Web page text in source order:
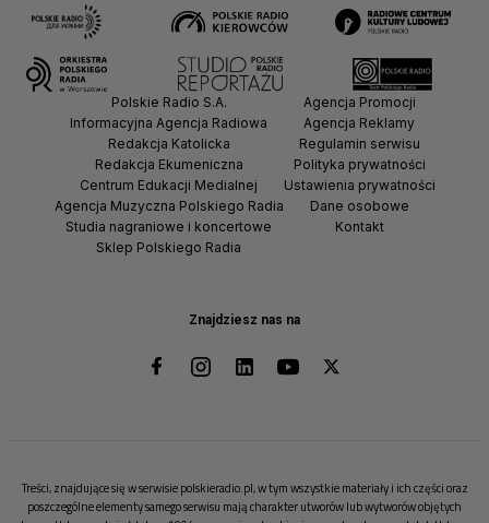
Znajdziesz nas na
Polskie Radio S.A.
Informacyjna Agencja Radiowa
Redakcja Katolicka
Redakcja Ekumeniczna
Centrum Edukacji Medialnej
Agencja Muzyczna Polskiego Radia
Studia nagraniowe i koncertowe
Sklep Polskiego Radia
Agencja Promocji
Agencja Reklamy
Regulamin serwisu
Polityka prywatności
Ustawienia prywatności
Dane osobowe
Kontakt
Treści, znajdujące się w serwisie polskieradio.pl, w tym wszystkie materiały i ich części oraz
poszczególne elementy samego serwisu mają charakter utworów lub wytworów objętych